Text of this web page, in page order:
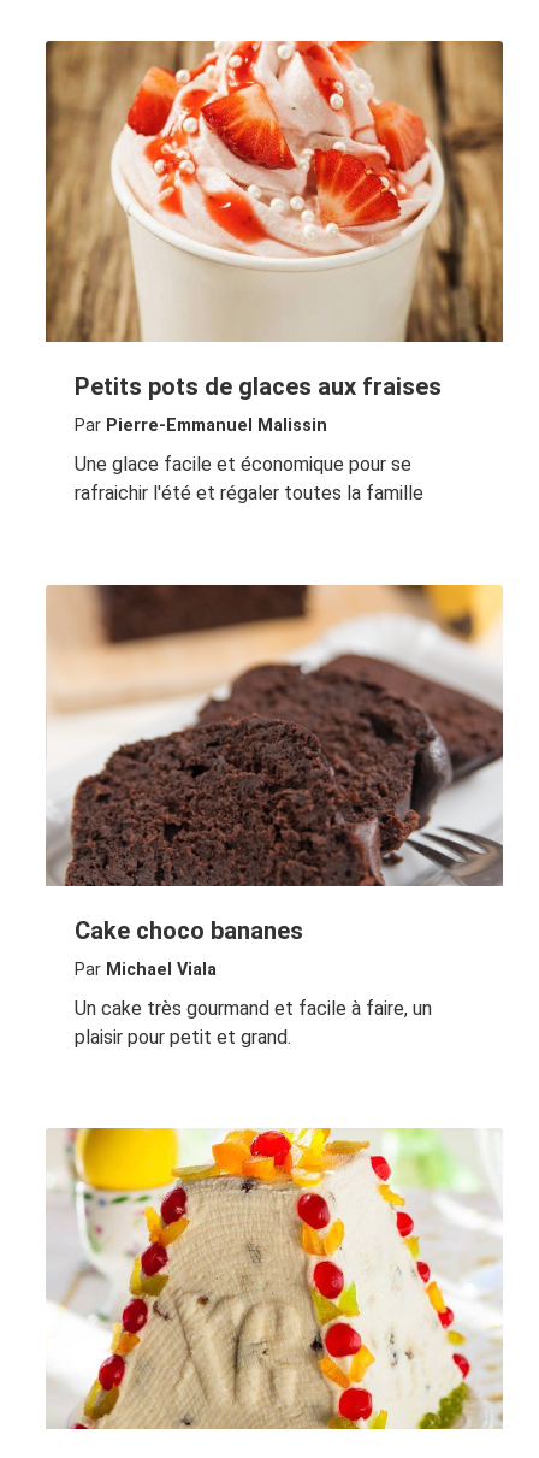
Petits pots de glaces aux fraises
Par Pierre-Emmanuel Malissin
Une glace facile et économique pour se
rafraichir l'été et régaler toutes la famille
Cake choco bananes
Par Michael Viala
Un cake très gourmand et facile à faire, un
plaisir pour petit et grand.